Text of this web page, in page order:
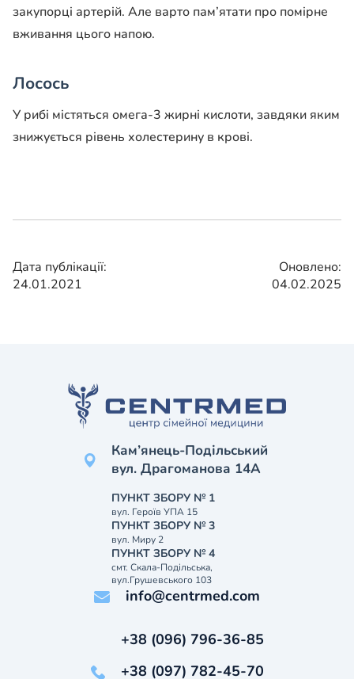
закупорці артерій. Але варто пам’ятати про помірне
вживання цього напою.
Лосось
У рибі містяться омега-3 жирні кислоти, завдяки яким
знижується рівень холестерину в крові.
Дата публікації:
24.01.2021
Оновлено:
04.02.2025
Кам’янець-Подільський
вул. Драгоманова 14А
ПУНКТ ЗБОРУ № 1
вул. Героїв УПА 15
ПУНКТ ЗБОРУ № 3
вул. Миру 2
ПУНКТ ЗБОРУ № 4
смт. Скала-Подільська,
вул.Грушевського 103
info@centrmed.com
+38 (096) 796-36-85
+38 (097) 782-45-70